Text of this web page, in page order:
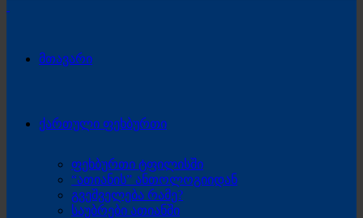
მთავარი
ქართული ფეხბურთი
ფეხბურთი ტფილისში
“ათიანის” ანთოლოგიიდან
გვეშველება რამე?
საუბრები ათიანში